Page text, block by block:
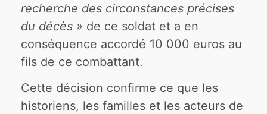
recherche des circonstances précises
du décès » de ce soldat et a en
conséquence accordé 10 000 euros au
fils de ce combattant.
Cette décision confirme ce que les
historiens, les familles et les acteurs de